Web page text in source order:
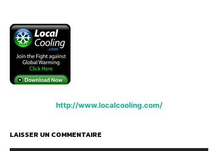
http://www.localcooling.com/
LAISSER UN COMMENTAIRE